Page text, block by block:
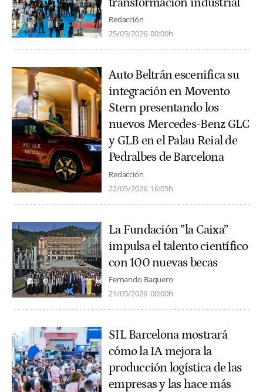
transformación industrial
Redacción
25/05/2026 00:00h
Auto Beltrán escenifica su
integración en Movento
Stern presentando los
nuevos Mercedes-Benz GLC
y GLB en el Palau Reial de
Pedralbes de Barcelona
Redacción
22/05/2026 16:05h
La Fundación ”la Caixa”
impulsa el talento científico
con 100 nuevas becas
Fernando Baquero
21/05/2026 00:00h
SIL Barcelona mostrará
cómo la IA mejora la
producción logística de las
empresas y las hace más